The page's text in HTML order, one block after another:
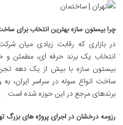
چرا بیستون سازه بهترین انتخاب برای
در بازاری که رقابت زیادی میان
انتخاب یک برند حرفه ای، مطمئن و
بیستون سازه با بیش از یک دهه
ساخت انواع سوله در سراسر ایران، به
برندهای مرجع در این حوزه شده است.
رزومه درخشان در اجرای پروژه های بزرگ